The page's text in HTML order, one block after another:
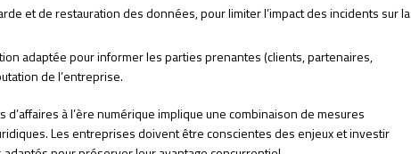
et de restauration des données, pour limiter l’impact des incidents sur la
adaptée pour informer les parties prenantes (clients, partenaires,
de l’entreprise.
à l’ère numérique implique une combinaison de mesures
Les entreprises doivent être conscientes des enjeux et investir